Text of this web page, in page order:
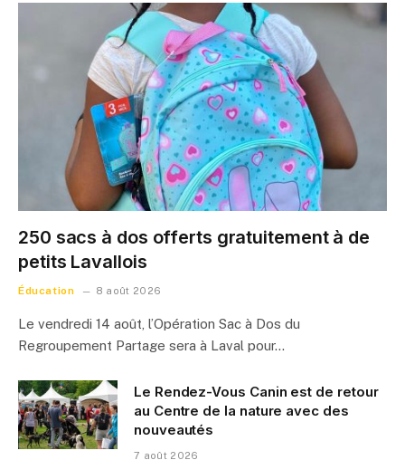
250 sacs à dos offerts gratuitement à de
petits Lavallois
Éducation 8 août 2026
Le vendredi 14 août, l’Opération Sac à Dos du
Regroupement Partage sera à Laval pour…
Le Rendez-Vous Canin est de retour
au Centre de la nature avec des
nouveautés
7 août 2026